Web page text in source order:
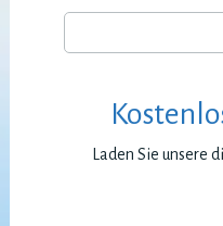
Laden Sie unsere